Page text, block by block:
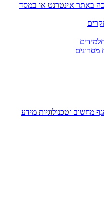
באתר אינטרנט או במסד
מחשוב וטכנולוגיות מידע